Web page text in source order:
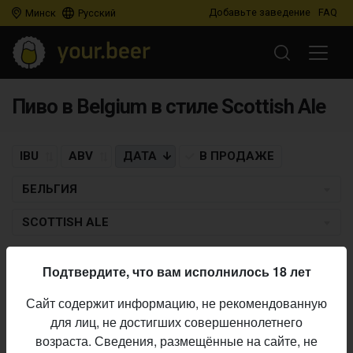
Минск Русский Добавьте заведение FAQ
Пиво в Belgium в стиле Scottish Ale
IBU ABV ДАТА В ПРОДАЖЕ
БЕЛЬГИЯ
SCOTTISH ALE
Scottish Ale•30.01.2020
Подтвердите, что вам исполнилось 18 лет
Сайт содержит информацию, не рекомендованную
для лиц, не достигших совершеннолетнего
возраста. Сведения, размещённые на сайте, не